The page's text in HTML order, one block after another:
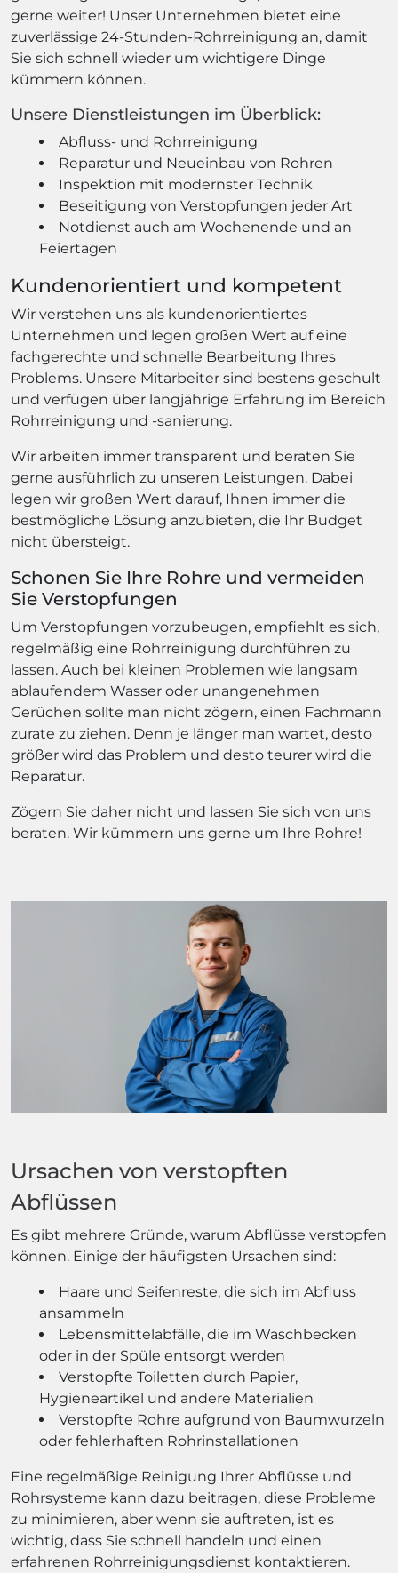
gerne weiter! Unser Unternehmen bietet eine
zuverlässige 24-Stunden-Rohrreinigung an, damit
Sie sich schnell wieder um wichtigere Dinge
kümmern können.
Unsere Dienstleistungen im Überblick:
Abfluss- und Rohrreinigung
Reparatur und Neueinbau von Rohren
Inspektion mit modernster Technik
Beseitigung von Verstopfungen jeder Art
Notdienst auch am Wochenende und an
Feiertagen
Kundenorientiert und kompetent
Wir verstehen uns als kundenorientiertes
Unternehmen und legen großen Wert auf eine
fachgerechte und schnelle Bearbeitung Ihres
Problems. Unsere Mitarbeiter sind bestens geschult
und verfügen über langjährige Erfahrung im Bereich
Rohrreinigung und -sanierung.
Wir arbeiten immer transparent und beraten Sie
gerne ausführlich zu unseren Leistungen. Dabei
legen wir großen Wert darauf, Ihnen immer die
bestmögliche Lösung anzubieten, die Ihr Budget
nicht übersteigt.
Schonen Sie Ihre Rohre und vermeiden
Sie Verstopfungen
Um Verstopfungen vorzubeugen, empfiehlt es sich,
regelmäßig eine Rohrreinigung durchführen zu
lassen. Auch bei kleinen Problemen wie langsam
ablaufendem Wasser oder unangenehmen
Gerüchen sollte man nicht zögern, einen Fachmann
zurate zu ziehen. Denn je länger man wartet, desto
größer wird das Problem und desto teurer wird die
Reparatur.
Zögern Sie daher nicht und lassen Sie sich von uns
beraten. Wir kümmern uns gerne um Ihre Rohre!
Ursachen von verstopften
Abflüssen
Es gibt mehrere Gründe, warum Abflüsse verstopfen
können. Einige der häufigsten Ursachen sind:
Haare und Seifenreste, die sich im Abfluss
ansammeln
Lebensmittelabfälle, die im Waschbecken
oder in der Spüle entsorgt werden
Verstopfte Toiletten durch Papier,
Hygieneartikel und andere Materialien
Verstopfte Rohre aufgrund von Baumwurzeln
oder fehlerhaften Rohrinstallationen
Eine regelmäßige Reinigung Ihrer Abflüsse und
Rohrsysteme kann dazu beitragen, diese Probleme
zu minimieren, aber wenn sie auftreten, ist es
wichtig, dass Sie schnell handeln und einen
erfahrenen Rohrreinigungsdienst kontaktieren.